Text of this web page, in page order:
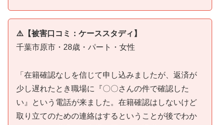
⚠️【被害口コミ：ケーススタディ】
千葉市原市・28歳・パート・女性
「在籍確認なしを信じて申し込みましたが、返済が
少し遅れたとき職場に『〇〇さんの件で確認した
い』という電話が来ました。在籍確認はしないけど
取り立てのための連絡はするということが後でわか